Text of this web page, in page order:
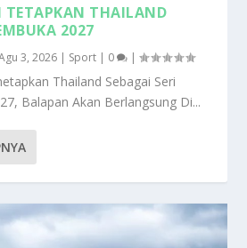
TETAPKAN THAILAND
2027
3, 2026 | Sport | 0 |
Thailand Sebagai Seri
Balapan Akan Berlangsung Di...